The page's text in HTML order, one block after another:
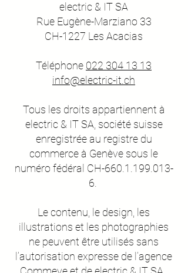
electric & IT SA
Rue Eugène-Marziano 33
CH-1227 Les Acacias
Téléphone 022 304 13 13
info@electric-it.ch
Tous les droits appartiennent à
electric & IT SA, société suisse
enregistrée au registre du
commerce à Genève sous le
numéro fédéral CH-660.1.199.013-
6.
Le contenu, le design, les
illustrations et les photographies
ne peuvent être utilisés sans
l’autorisation expresse de l’agence